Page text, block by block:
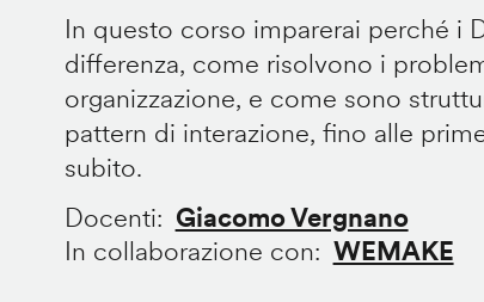
In questo corso imparerai perché i
differenza, come risolvono i
organizzazione, e come sono
pattern di interazione, fino alle
subito.
Docenti
Giacomo Vergnano
In collaborazione con
WEMAKE